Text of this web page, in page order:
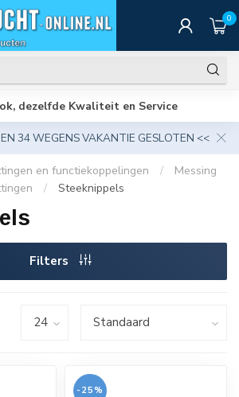
0
dezelfde Kwaliteit en Service
34 WEGENS VAKANTIE GESLOTEN <<
en functiekoppelingen /
Messing
/ Steeknippels
Filters
-25%